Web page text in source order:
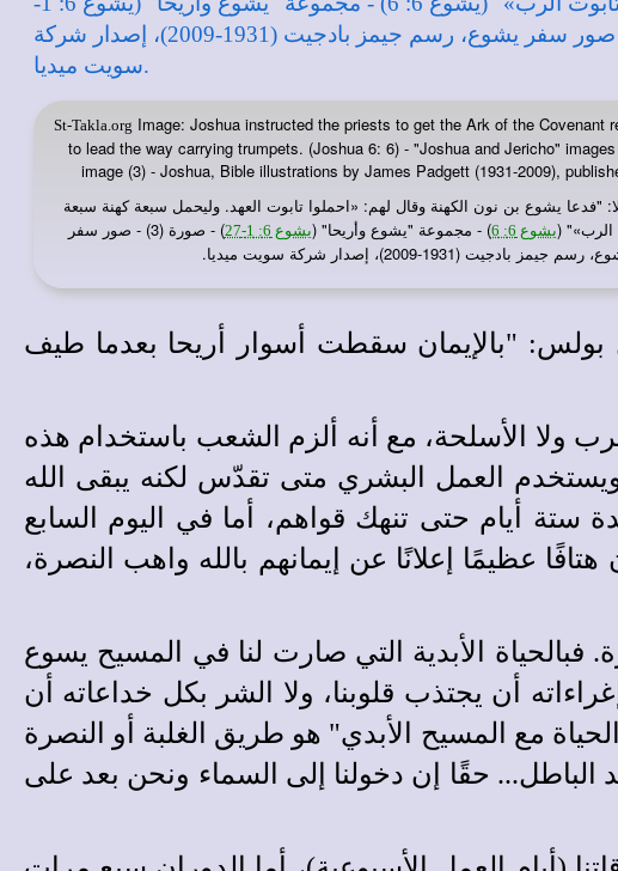
St-Takla.org Image: Joshua instructed the priests to get the Ark of the Covenant
to lead the way carrying trumpets. (Joshua 6: 6) - "Joshua and Jericho"
image (3) - Joshua, Bible illustrations by James Padgett (1931-2009),
: "فدعا يشوع بن نون الكهنة وقال لهم: «احملوا تابوت العهد. وليحمل سبعة كهنة سبعة
الرب»" (يشوع 6: 6 ) - مجموعة "يشوع وأريحا" (يشوع 6: 1-27
) - صورة (3) - صور سفر
رسم جيمز بادجيت (1931-2009)، إصدار شركة سويت ميديا.
بولس: "بالإيمان سقطت أسوار أريحا بعدما طيف
ولا الأسلحة، مع أنه ألزم الشعب باستخدام هذه
ويستخدم العمل البشري متى تقدّس لكنه يبقى الله
أيام حتى تنهك قواهم، أما في اليوم السابع
عظيمًا إعلانًا عن إيمانهم بالله واهب النصرة،
فبالحياة الأبدية التي صارت لنا في المسيح يسوع
أن يجتذب قلوبنا، ولا الشر بكل خداعاته أن
مع المسيح الأبدي" هو طريق الغلبة أو النصرة
الباطل... حقًا إن دخولنا إلى السماء ونحن بعد على